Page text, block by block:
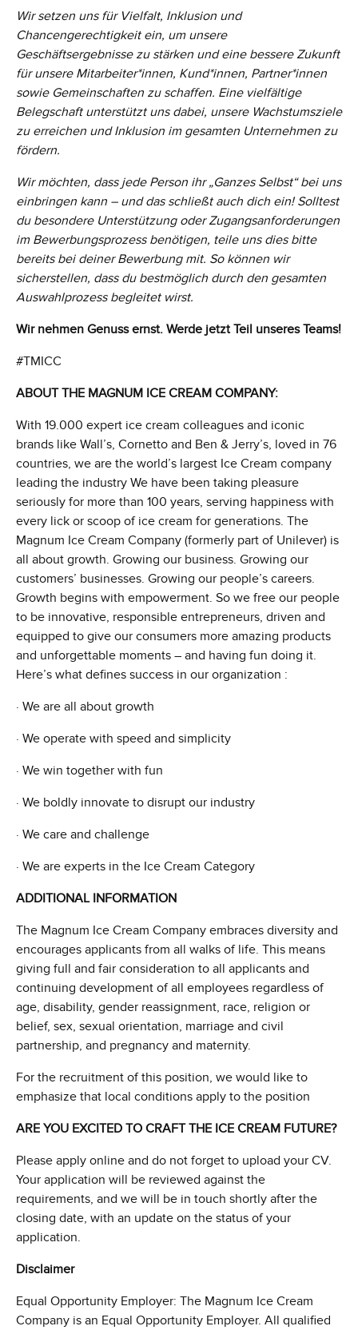
Wir setzen uns für Vielfalt, Inklusion und
Chancengerechtigkeit ein, um unsere
Geschäftsergebnisse zu stärken und eine bessere Zukunft
für unsere Mitarbeiter*innen, Kund*innen, Partner*innen
sowie Gemeinschaften zu schaffen. Eine vielfältige
Belegschaft unterstützt uns dabei, unsere Wachstumsziele
zu erreichen und Inklusion im gesamten Unternehmen zu
fördern.
Wir möchten, dass jede Person ihr „Ganzes Selbst“ bei uns
einbringen kann – und das schließt auch dich ein! Solltest
du besondere Unterstützung oder Zugangsanforderungen
im Bewerbungsprozess benötigen, teile uns dies bitte
bereits bei deiner Bewerbung mit. So können wir
sicherstellen, dass du bestmöglich durch den gesamten
Auswahlprozess begleitet wirst.
Wir nehmen Genuss ernst. Werde jetzt Teil unseres Teams!
#TMICC
ABOUT THE MAGNUM ICE CREAM COMPANY:
With 19.000 expert ice cream colleagues and iconic
brands like Wall’s, Cornetto and Ben & Jerry’s, loved in 76
countries, we are the world’s largest Ice Cream company
leading the industry We have been taking pleasure
seriously for more than 100 years, serving happiness with
every lick or scoop of ice cream for generations. The
Magnum Ice Cream Company (formerly part of Unilever) is
all about growth. Growing our business. Growing our
customers’ businesses. Growing our people’s careers.
Growth begins with empowerment. So we free our people
to be innovative, responsible entrepreneurs, driven and
equipped to give our consumers more amazing products
and unforgettable moments – and having fun doing it.
Here’s what defines success in our organization :
· We are all about growth
· We operate with speed and simplicity
· We win together with fun
· We boldly innovate to disrupt our industry
· We care and challenge
· We are experts in the Ice Cream Category
ADDITIONAL INFORMATION
The Magnum Ice Cream Company embraces diversity and
encourages applicants from all walks of life. This means
giving full and fair consideration to all applicants and
continuing development of all employees regardless of
age, disability, gender reassignment, race, religion or
belief, sex, sexual orientation, marriage and civil
partnership, and pregnancy and maternity.
For the recruitment of this position, we would like to
emphasize that local conditions apply to the position
ARE YOU EXCITED TO CRAFT THE ICE CREAM FUTURE?
Please apply online and do not forget to upload your CV.
Your application will be reviewed against the
requirements, and we will be in touch shortly after the
closing date, with an update on the status of your
application.
Disclaimer
Equal Opportunity Employer: The Magnum Ice Cream
Company is an Equal Opportunity Employer. All qualified